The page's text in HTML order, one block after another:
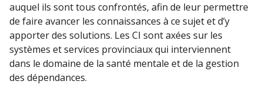
auquel ils sont tous confrontés, afin de leur permettre
de faire avancer les connaissances à ce sujet et d’y
apporter des solutions. Les CI sont axées sur les
systèmes et services provinciaux qui interviennent
dans le domaine de la santé mentale et de la gestion
des dépendances.